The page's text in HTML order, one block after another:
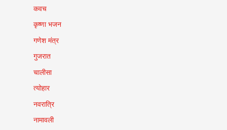
कवच
कृष्णा भजन
गणेश मंत्र
गुजरात
चालीसा
त्योहार
नवरात्रि
नामावली